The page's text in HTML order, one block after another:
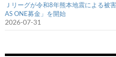
Ｊリーグが令和8年熊本地震による被
AS ONE募金」を開始
2026-07-31